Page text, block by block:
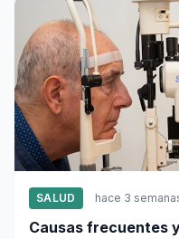
SALUD hace 3
Causas frecuentes